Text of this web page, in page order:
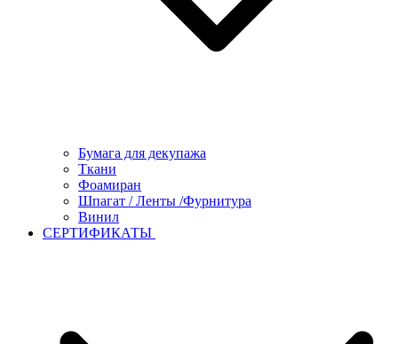
Бумага для декупажа
Ткани
Фоамиран
Шпагат / Ленты /Фурнитура
Винил
СЕРТИФИКАТЫ